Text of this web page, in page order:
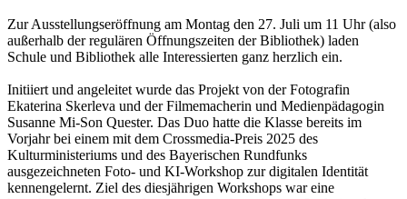
Zur Ausstellungseröffnung am Montag den 27. Juli um 11 Uhr (also
außerhalb der regulären Öffnungszeiten der Bibliothek) laden
Schule und Bibliothek alle Interessierten ganz herzlich ein.
Initiiert und angeleitet wurde das Projekt von der Fotografin
Ekaterina Skerleva und der Filmemacherin und Medienpädagogin
Susanne Mi-Son Quester. Das Duo hatte die Klasse bereits im
Vorjahr bei einem mit dem Crossmedia-Preis 2025 des
Kulturministeriums und des Bayerischen Rundfunks
ausgezeichneten Foto- und KI-Workshop zur digitalen Identität
kennengelernt. Ziel des diesjährigen Workshops war eine